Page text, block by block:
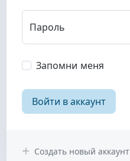
Пароль
Запомни меня
Войти в аккаунт
Создать новый аккаунт